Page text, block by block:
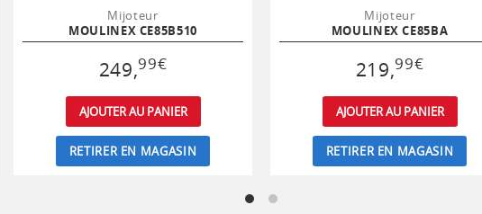
Mijoteur
MOULINEX CE85B510
249,99€
AJOUTER AU PANIER
RETIRER EN MAGASIN
Mijoteur
MOULINEX CE85BA
219,99€
AJOUTER AU PANIER
RETIRER EN MAGASIN